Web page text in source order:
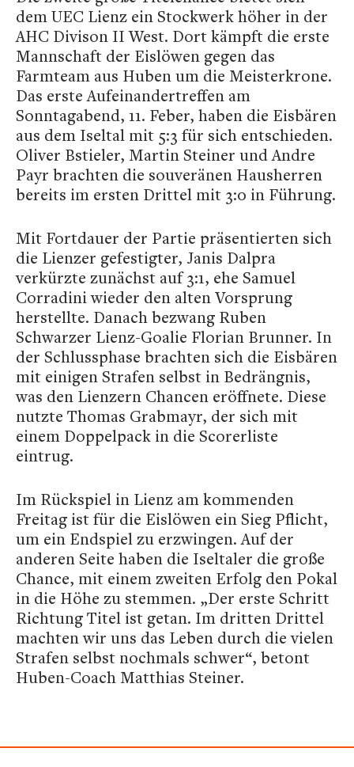
dem UEC Lienz ein Stockwerk höher in der
AHC Divison II West. Dort kämpft die erste
Mannschaft der Eislöwen gegen das
Farmteam aus Huben um die Meisterkrone.
Das erste Aufeinandertreffen am
Sonntagabend, 11. Feber, haben die Eisbären
aus dem Iseltal mit 5:3 für sich entschieden.
Oliver Bstieler, Martin Steiner und Andre
Payr brachten die souveränen Hausherren
bereits im ersten Drittel mit 3:0 in Führung.
Mit Fortdauer der Partie präsentierten sich
die Lienzer gefestigter, Janis Dalpra
verkürzte zunächst auf 3:1, ehe Samuel
Corradini wieder den alten Vorsprung
herstellte. Danach bezwang Ruben
Schwarzer Lienz-Goalie Florian Brunner. In
der Schlussphase brachten sich die Eisbären
mit einigen Strafen selbst in Bedrängnis,
was den Lienzern Chancen eröffnete. Diese
nutzte Thomas Grabmayr, der sich mit
einem Doppelpack in die Scorerliste
eintrug.
Im Rückspiel in Lienz am kommenden
Freitag ist für die Eislöwen ein Sieg Pflicht,
um ein Endspiel zu erzwingen. Auf der
anderen Seite haben die Iseltaler die große
Chance, mit einem zweiten Erfolg den Pokal
in die Höhe zu stemmen. „Der erste Schritt
Richtung Titel ist getan. Im dritten Drittel
machten wir uns das Leben durch die vielen
Strafen selbst nochmals schwer“, betont
Huben-Coach Matthias Steiner.